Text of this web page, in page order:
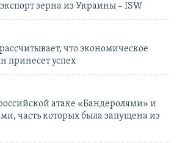
зерна из Украины – ISW
что экономическое
принесет успех
атаке «Бандеролями» и
часть которых была запущена из